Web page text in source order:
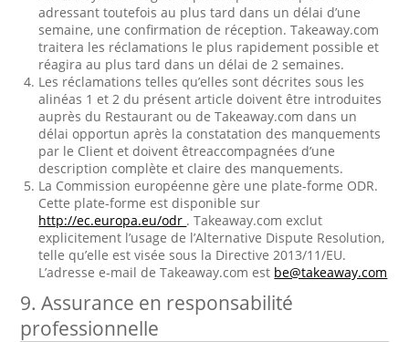
adressant toutefois au plus tard dans un délai d’une
semaine, une confirmation de réception. Takeaway.com
traitera les réclamations le plus rapidement possible et
réagira au plus tard dans un délai de 2 semaines.
Les réclamations telles qu’elles sont décrites sous les
alinéas 1 et 2 du présent article doivent être introduites
auprès du Restaurant ou de Takeaway.com dans un
délai opportun après la constatation des manquements
par le Client et doivent êtreaccompagnées d’une
description complète et claire des manquements.
La Commission européenne gère une plate-forme ODR.
Cette plate-forme est disponible sur
http://ec.europa.eu/odr . Takeaway.com exclut
explicitement l’usage de l’Alternative Dispute Resolution,
telle qu’elle est visée sous la Directive 2013/11/EU.
L’adresse e-mail de Takeaway.com est be@takeaway.com
9. Assurance en responsabilité
professionnelle